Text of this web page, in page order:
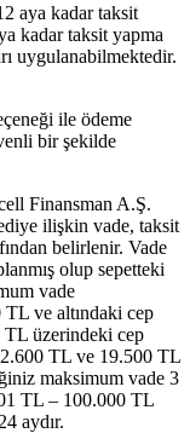
aya kadar taksit
kadar taksit yapma
uygulanabilmektedir.
ile ödeme
bir şekilde
Finansman A.Ş.
ilişkin vade, taksit
belirlenir. Vade
olup sepetteki
vade
ve altındaki cep
TL üzerindeki cep
TL ve 19.500 TL
maksimum vade 3
TL – 100.000 TL
aydır.